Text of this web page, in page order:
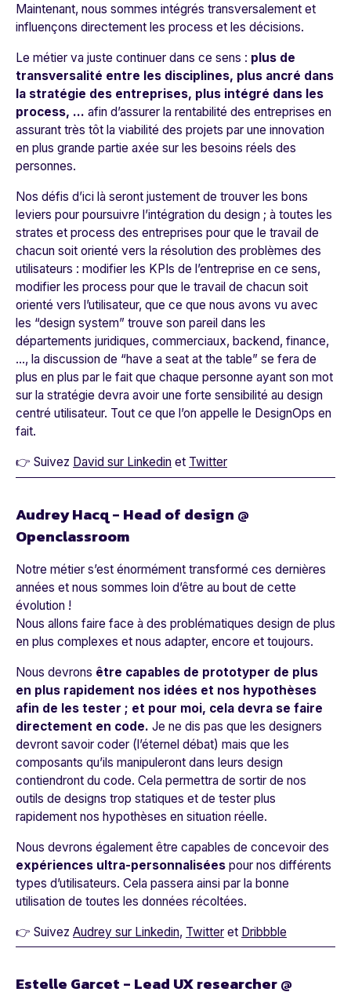
Maintenant, nous sommes intégrés transversalement et
influençons directement les process et les décisions.
Le métier va juste continuer dans ce sens : plus de
transversalité entre les disciplines, plus ancré dans
la stratégie des entreprises, plus intégré dans les
process, … afin d’assurer la rentabilité des entreprises en
assurant très tôt la viabilité des projets par une innovation
en plus grande partie axée sur les besoins réels des
personnes.
Nos défis d’ici là seront justement de trouver les bons
leviers pour poursuivre l’intégration du design ; à toutes les
strates et process des entreprises pour que le travail de
chacun soit orienté vers la résolution des problèmes des
utilisateurs : modifier les KPIs de l’entreprise en ce sens,
modifier les process pour que le travail de chacun soit
orienté vers l’utilisateur, que ce que nous avons vu avec
les “design system” trouve son pareil dans les
départements juridiques, commerciaux, backend, finance,
…, la discussion de “have a seat at the table” se fera de
plus en plus par le fait que chaque personne ayant son mot
sur la stratégie devra avoir une forte sensibilité au design
centré utilisateur. Tout ce que l’on appelle le DesignOps en
fait.
👉 Suivez David sur Linkedin et Twitter
Audrey Hacq - Head of design @
Openclassroom
Notre métier s’est énormément transformé ces dernières
années et nous sommes loin d’être au bout de cette
évolution !
Nous allons faire face à des problématiques design de plus
en plus complexes et nous adapter, encore et toujours.
Nous devrons être capables de prototyper de plus
en plus rapidement nos idées et nos hypothèses
afin de les tester ; et pour moi, cela devra se faire
directement en code. Je ne dis pas que les designers
devront savoir coder (l’éternel débat) mais que les
composants qu’ils manipuleront dans leurs design
contiendront du code. Cela permettra de sortir de nos
outils de designs trop statiques et de tester plus
rapidement nos hypothèses en situation réelle.
Nous devrons également être capables de concevoir des
expériences ultra-personnalisées pour nos différents
types d’utilisateurs. Cela passera ainsi par la bonne
utilisation de toutes les données récoltées.
👉 Suivez Audrey sur Linkedin, Twitter et Dribbble
Estelle Garcet - Lead UX researcher @